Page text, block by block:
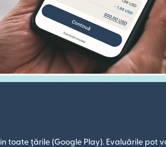
toate țările (Google Play). Evaluările pot